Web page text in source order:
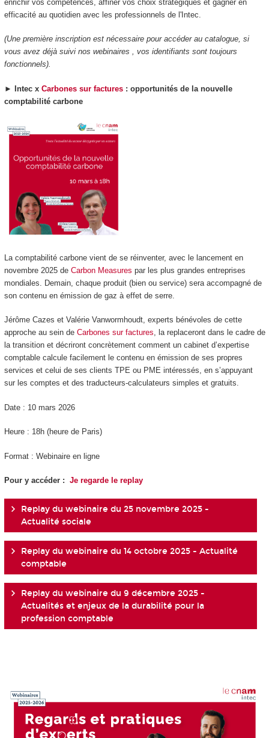
enrichir vos compétences, affiner vos choix stratégiques et gagner en
efficacité au quotidien avec les professionnels de l'Intec.
(Une première inscription est nécessaire pour accéder au catalogue, si
vous avez déjà suivi nos webinaires , vos identifiants sont toujours
fonctionnels).
► Intec x Carbones sur factures: opportunités de la nouvelle
comptabilité carbone
La comptabilité carbone vient de se réinventer, avec le lancement en
novembre 2025 de Carbon Measures par les plus grandes entreprises
mondiales. Demain, chaque produit (bien ou service) sera accompagné de
son contenu en émission de gaz à effet de serre.
Jérôme Cazes et Valérie Vanwormhoudt, experts bénévoles de cette
approche au sein de Carbones sur factures, la replaceront dans le cadre de
la transition et décriront concrètement comment un cabinet d’expertise
comptable calcule facilement le contenu en émission de ses propres
services et celui de ses clients TPE ou PME intéressés, en s’appuyant
sur les comptes et des traducteurs-calculateurs simples et gratuits.
Date : 10 mars 2026
Heure : 18h (heure de Paris)
Format : Webinaire en ligne
Pour y accéder : Je regarde le replay
Replay du webinaire du 25 novembre 2025 -
Actualité sociale
Replay du webinaire du 14 octobre 2025 - Actualité
comptable
Replay du webinaire du 9 décembre 2025 -
Actualités et enjeux de la durabilité pour la
profession comptable